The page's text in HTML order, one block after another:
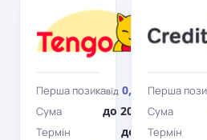
Перша позикавід 0,01%/день
Сума до 20 000 грн
Термін до 360 дн.
Перша
Сума
Термін